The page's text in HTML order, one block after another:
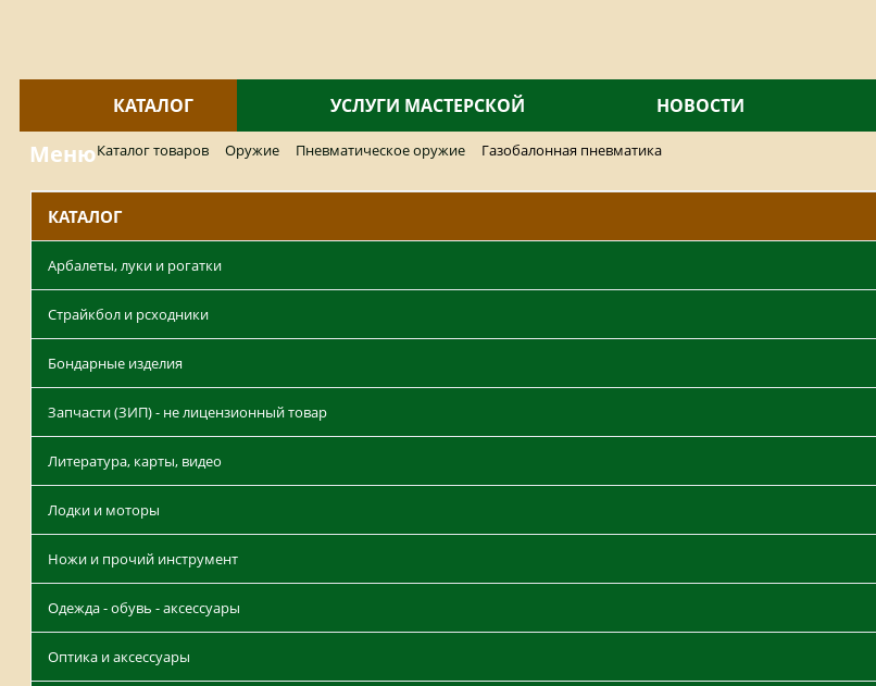
КАТАЛОГ УСЛУГИ МАСТЕРСКОЙ НОВОСТИ
МенюКаталог товаров Оружие Пневматическое оружие Газобалонная пневматика
КАТАЛОГ
Арбалеты, луки и рогатки
Страйкбол и рсходники
Бондарные изделия
Запчасти (ЗИП) - не лицензионный товар
Литература, карты, видео
Лодки и моторы
Ножи и прочий инструмент
Одежда - обувь - аксессуары
Оптика и аксессуары